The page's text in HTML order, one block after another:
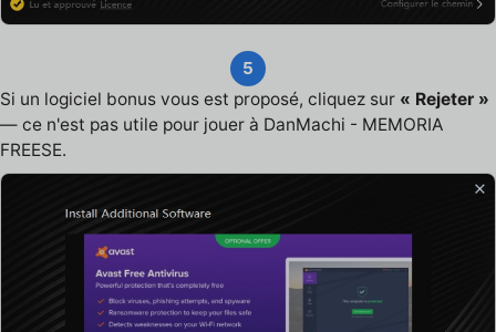
5
Si un logiciel bonus vous est proposé, cliquez sur « Rejeter »
— ce n'est pas utile pour jouer à DanMachi - MEMORIA
FREESE.